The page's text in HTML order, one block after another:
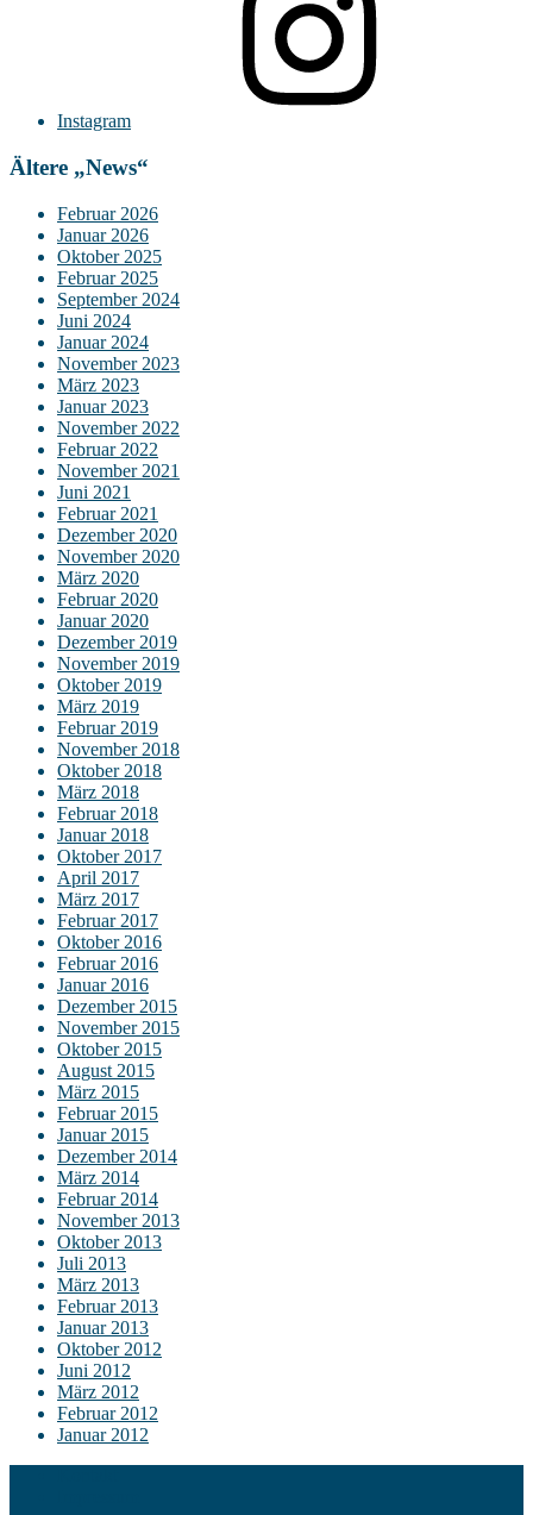
Instagram
Ältere „News“
Februar 2026
Januar 2026
Oktober 2025
Februar 2025
September 2024
Juni 2024
Januar 2024
November 2023
März 2023
Januar 2023
November 2022
Februar 2022
November 2021
Juni 2021
Februar 2021
Dezember 2020
November 2020
März 2020
Februar 2020
Januar 2020
Dezember 2019
November 2019
Oktober 2019
März 2019
Februar 2019
November 2018
Oktober 2018
März 2018
Februar 2018
Januar 2018
Oktober 2017
April 2017
März 2017
Februar 2017
Oktober 2016
Februar 2016
Januar 2016
Dezember 2015
November 2015
Oktober 2015
August 2015
März 2015
Februar 2015
Januar 2015
Dezember 2014
März 2014
Februar 2014
November 2013
Oktober 2013
Juli 2013
März 2013
Februar 2013
Januar 2013
Oktober 2012
Juni 2012
März 2012
Februar 2012
Januar 2012